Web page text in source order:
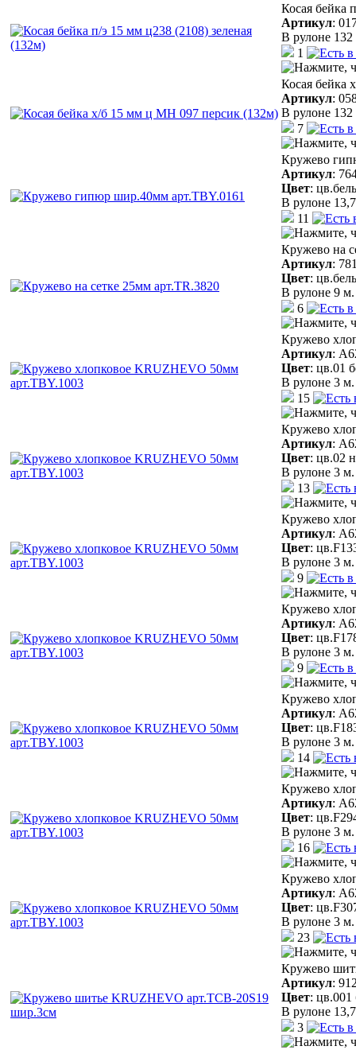
Косая бейка
Артикул:
В рулоне
1
Косая бейка
Артикул:
В рулоне
7
Кружево
Артикул:
Цвет:
В рулоне
11
Кружево на
Артикул:
Цвет:
В рулоне 9 м.
6
Кружево
Артикул:
Цвет: цв.01
В рулоне 3 м.
15
Кружево
Артикул:
Цвет: цв.02
В рулоне 3 м.
13
Кружево
Артикул:
Цвет:
В рулоне 3 м.
9
Кружево
Артикул:
Цвет:
В рулоне 3 м.
9
Кружево
Артикул:
Цвет:
В рулоне 3 м.
14
Кружево
Артикул:
Цвет:
В рулоне 3 м.
16
Кружево
Артикул:
Цвет:
В рулоне 3 м.
23
Кружево
Артикул:
Цвет: цв.001
В рулоне
3